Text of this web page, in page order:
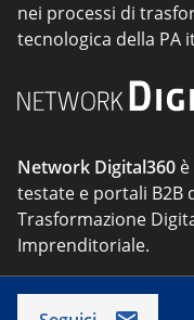
nei processi di
tecnologica della PA
Network Digital360
testate e portali B2B
Trasformazione
Imprenditoriale.